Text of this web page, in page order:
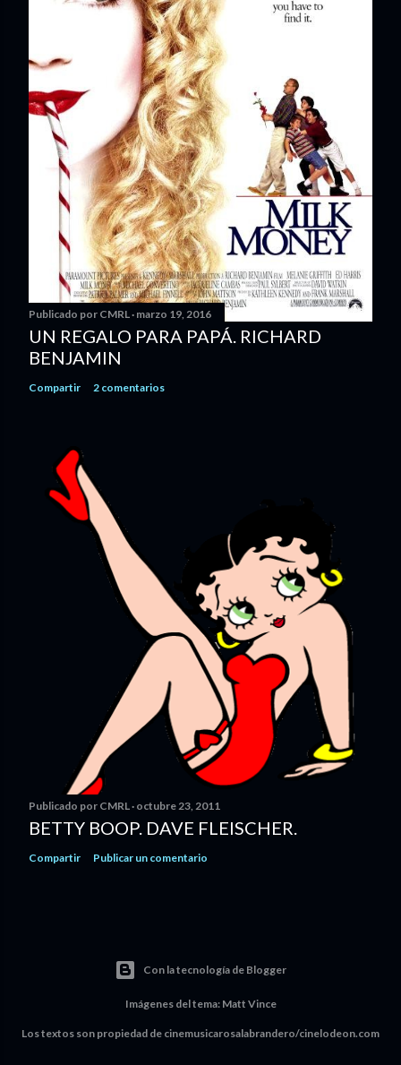
Publicado por CMRL marzo 19, 2016
UN REGALO PARA PAPÁ. RICHARD
BENJAMIN
Compartir 2 comentarios
Publicado por CMRL octubre 23, 2011
BETTY BOOP. DAVE FLEISCHER.
Compartir Publicar un comentario
Con la tecnología de Blogger
Imágenes del tema: Matt Vince
Los textos son propiedad de cinemusicarosalabrandero/cinelodeon.com